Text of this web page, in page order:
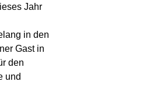
Jahr
in den
Gast in
den
und